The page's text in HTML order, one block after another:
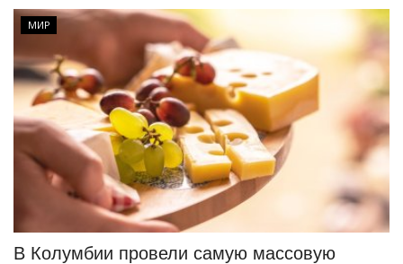
МИР
В Колумбии провели самую массовую